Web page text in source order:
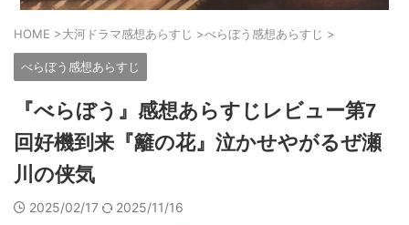
HOME >大河ドラマ感想あらすじ >べらぼう感想あらすじ >
べらぼう感想あらすじ
『べらぼう』感想あらすじレビュー第7
回好機到来『籬の花』泣かせやがるぜ瀬
川の侠気
2025/02/17 2025/11/16